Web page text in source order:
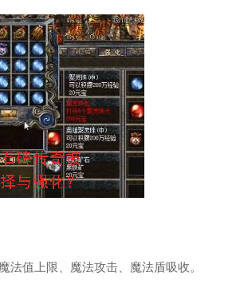
法值上限、魔法攻击、魔法盾吸收。